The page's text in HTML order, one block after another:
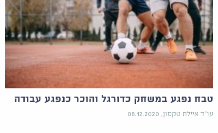
טבח נפגע במשחק כדורגל והוכר כנפגע עבודה
עו"ד איילת טקסון, 08.12.2020